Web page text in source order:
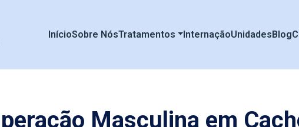
InícioSobre NósTratamentos InternaçãoUnidadesBlog
Masculina em